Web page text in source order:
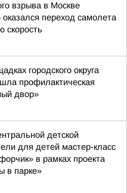
взрыва в Москве
переход самолета
скорость
городского округа
профилактическая
двор»
детской
для детей мастер-класс
в рамках проекта
в парке»